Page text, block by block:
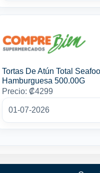
Tortas De Atún Total
Hamburguesa 500.00G
Precio: ₡4299
01-07-2026